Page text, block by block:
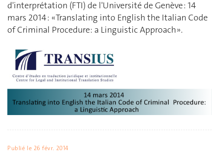
d'interprétation (FTI) de l'Université de Genève : 14
mars 2014 : « Translating into English the Italian Code
of Criminal Procedure: a Linguistic Approach ».
Publié le 26 févr. 2014